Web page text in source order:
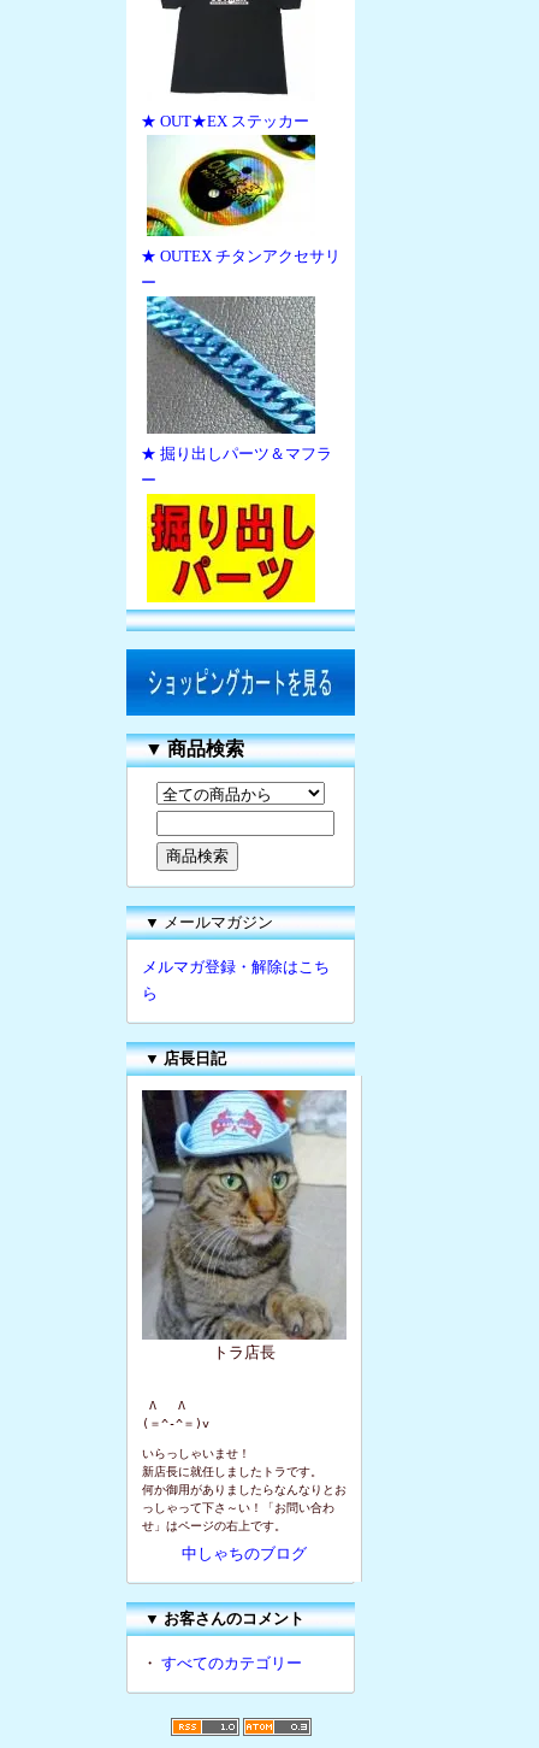
★ OUT★EX ステッカー
★ OUTEX チタンアクセサリ
ー
★ 掘り出しパーツ＆マフラ
ー
▼商品検索
▼ メールマガジン
メルマガ登録・解除はこち
ら
▼ 店長日記
トラ店長
Λ   Λ
(＝^-^＝)v
いらっしゃいませ！
新店長に就任しましたトラです。
何か御用がありましたらなんなりとお
っしゃって下さ～い！「お問い合わ
せ」はページの右上です。
中しゃちのブログ
▼お客さんのコメント
・ すべてのカテゴリー